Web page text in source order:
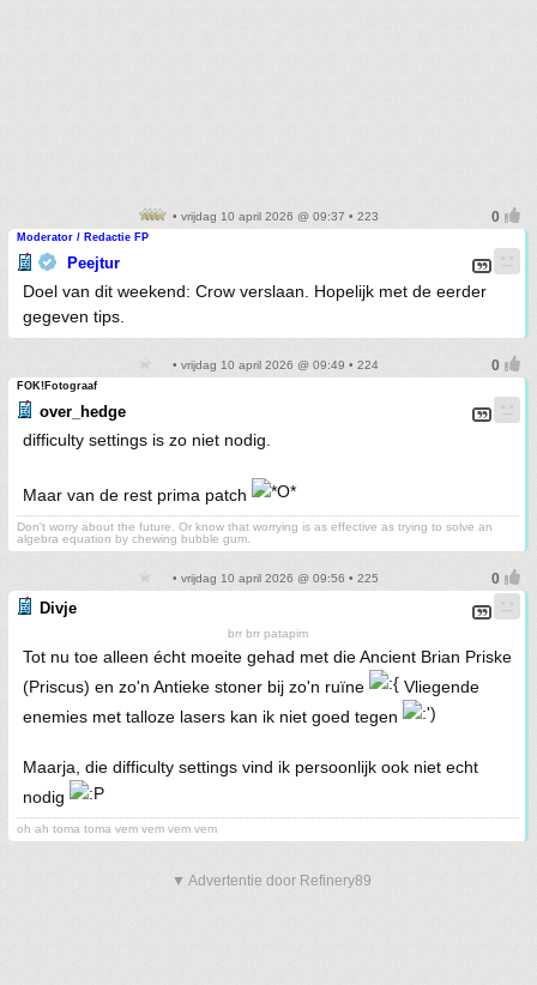
• vrijdag 10 april 2026 @ 09:37 • 223
Moderator / Redactie FP
Peejtur
Doel van dit weekend: Crow verslaan. Hopelijk met de eerder
gegeven tips.
• vrijdag 10 april 2026 @ 09:49 • 224
FOK!Fotograaf
over_hedge
difficulty settings is zo niet nodig.
Maar van de rest prima patch
Don't worry about the future. Or know that worrying is as effective as trying to solve an
algebra equation by chewing bubble gum.
• vrijdag 10 april 2026 @ 09:56 • 225
Divje
brr brr patapim
Tot nu toe alleen écht moeite gehad met die Ancient Brian Priske
(Priscus) en zo'n Antieke stoner bij zo'n ruïne
Vliegende
enemies met talloze lasers kan ik niet goed tegen
Maarja, die difficulty settings vind ik persoonlijk ook niet echt
nodig
oh ah toma toma vem vem vem vem
▼ Advertentie door Refinery89